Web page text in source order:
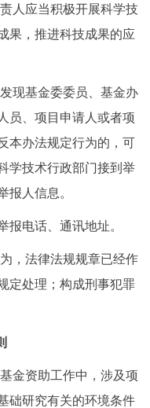
人应当积极开展科学技
果，推进科技成果的应
现基金委委员、基金办
员、项目申请人或者项
本办法规定行为的，可
学技术行政部门接到举
报人信息。
电话、通讯地址。
，法律法规规章已经作
定处理；构成刑事犯罪
金资助工作中，涉及项
础研究有关的环境条件